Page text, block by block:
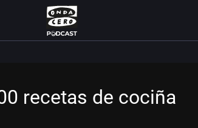
recetas de cociña